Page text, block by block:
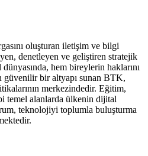
oluşturan iletişim ve bilgi
denetleyen ve geliştiren stratejik
hem bireylerin haklarını
güvenilir bir altyapı sunan BTK,
merkezindedir. Eğitim,
temel alanlarda ülkenin dijital
teknolojiyi toplumla buluşturma